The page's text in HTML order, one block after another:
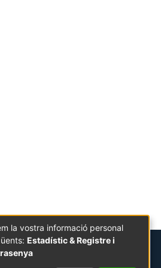
la vostra informació personal
Estadístic & Registre i